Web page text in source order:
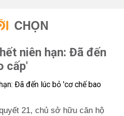
CHỌN
niên hạn: Đã đến
cấp'
21, chủ sở hữu căn hộ